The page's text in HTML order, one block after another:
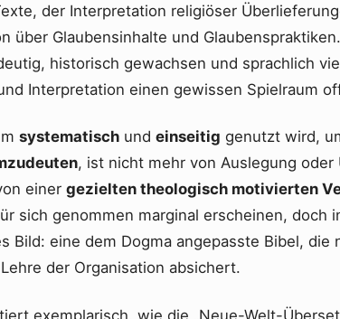
der Interpretation religiöser
über Glaubensinhalte und
historisch gewachsen und sprachlich
Interpretation einen gewissen Spielraum
systematisch und einseitig genutzt wird,
, ist nicht mehr von Auslegung
einer gezielten theologisch motivierten
sich genommen marginal erscheinen, doch
Bild: eine dem Dogma angepasste Bibel, die
der Organisation absichert.
exemplarisch, wie die „Neue-Welt-